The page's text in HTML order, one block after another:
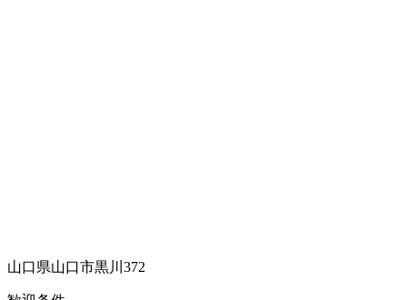
山口県山口市黒川372